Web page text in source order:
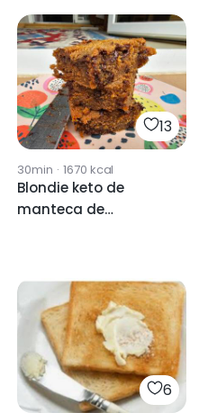
13
30min · 1670 kcal
Blondie keto de
manteca de
6